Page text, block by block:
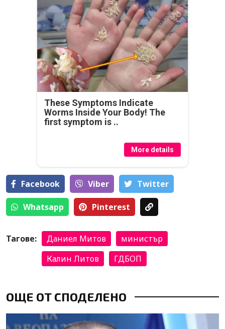
These Symptoms Indicate
Worms Inside Your Body! The
first symptom is ..
More details
Facebook Viber Тwitter
Whatsapp Pinterest
Тагове: Даниел Митов
министър
Калин Литов
ГДБОП
ОЩЕ ОТ СПОДЕЛЕНО